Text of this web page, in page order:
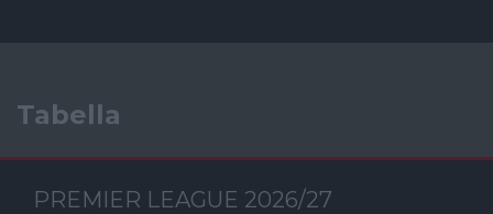
Tabella
PREMIER LEAGUE 2026/27